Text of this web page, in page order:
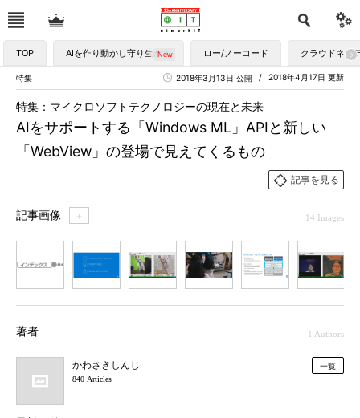
TOP AIを作り動かし守り生かす ロー/ノーコード クラウドネイ
特集 2018年4月17日 更新
2018年3月13日 公開
AIをサポートする「Windows ML」APIと新しい
「WebView」の登場で見えてくるもの
特集：マイクロソフトテクノロジーの現在と未来
記事を見る
記事画像 ＋ 14 Images
著者 1 Authors
かわさきしんじ
840 Articles
一覧